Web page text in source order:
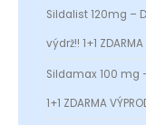
Sildalist 120mg –
výdrž!! 1+1 ZDARMA
Sildamax 100 mg
1+1 ZDARMA